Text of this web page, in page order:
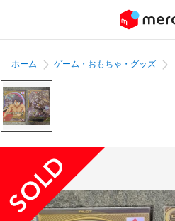
ホーム ゲーム・おもちゃ・グッズ